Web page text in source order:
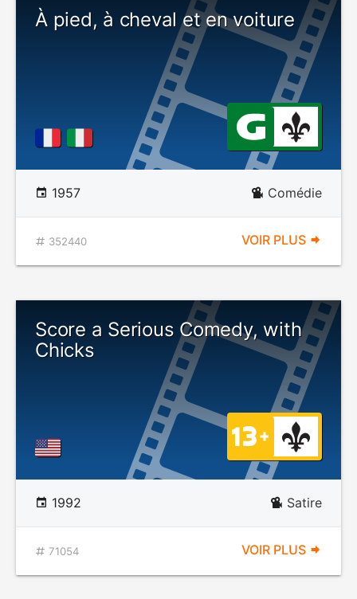
À pied, à cheval et en voiture
1957 Comédie
352440 VOIR PLUS
Score a Serious Comedy, with
Chicks
1992 Satire
71054 VOIR PLUS